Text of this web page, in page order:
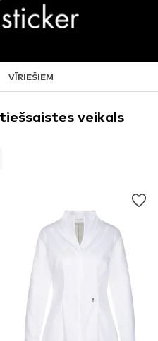
VĪRIEŠIEM
veikals